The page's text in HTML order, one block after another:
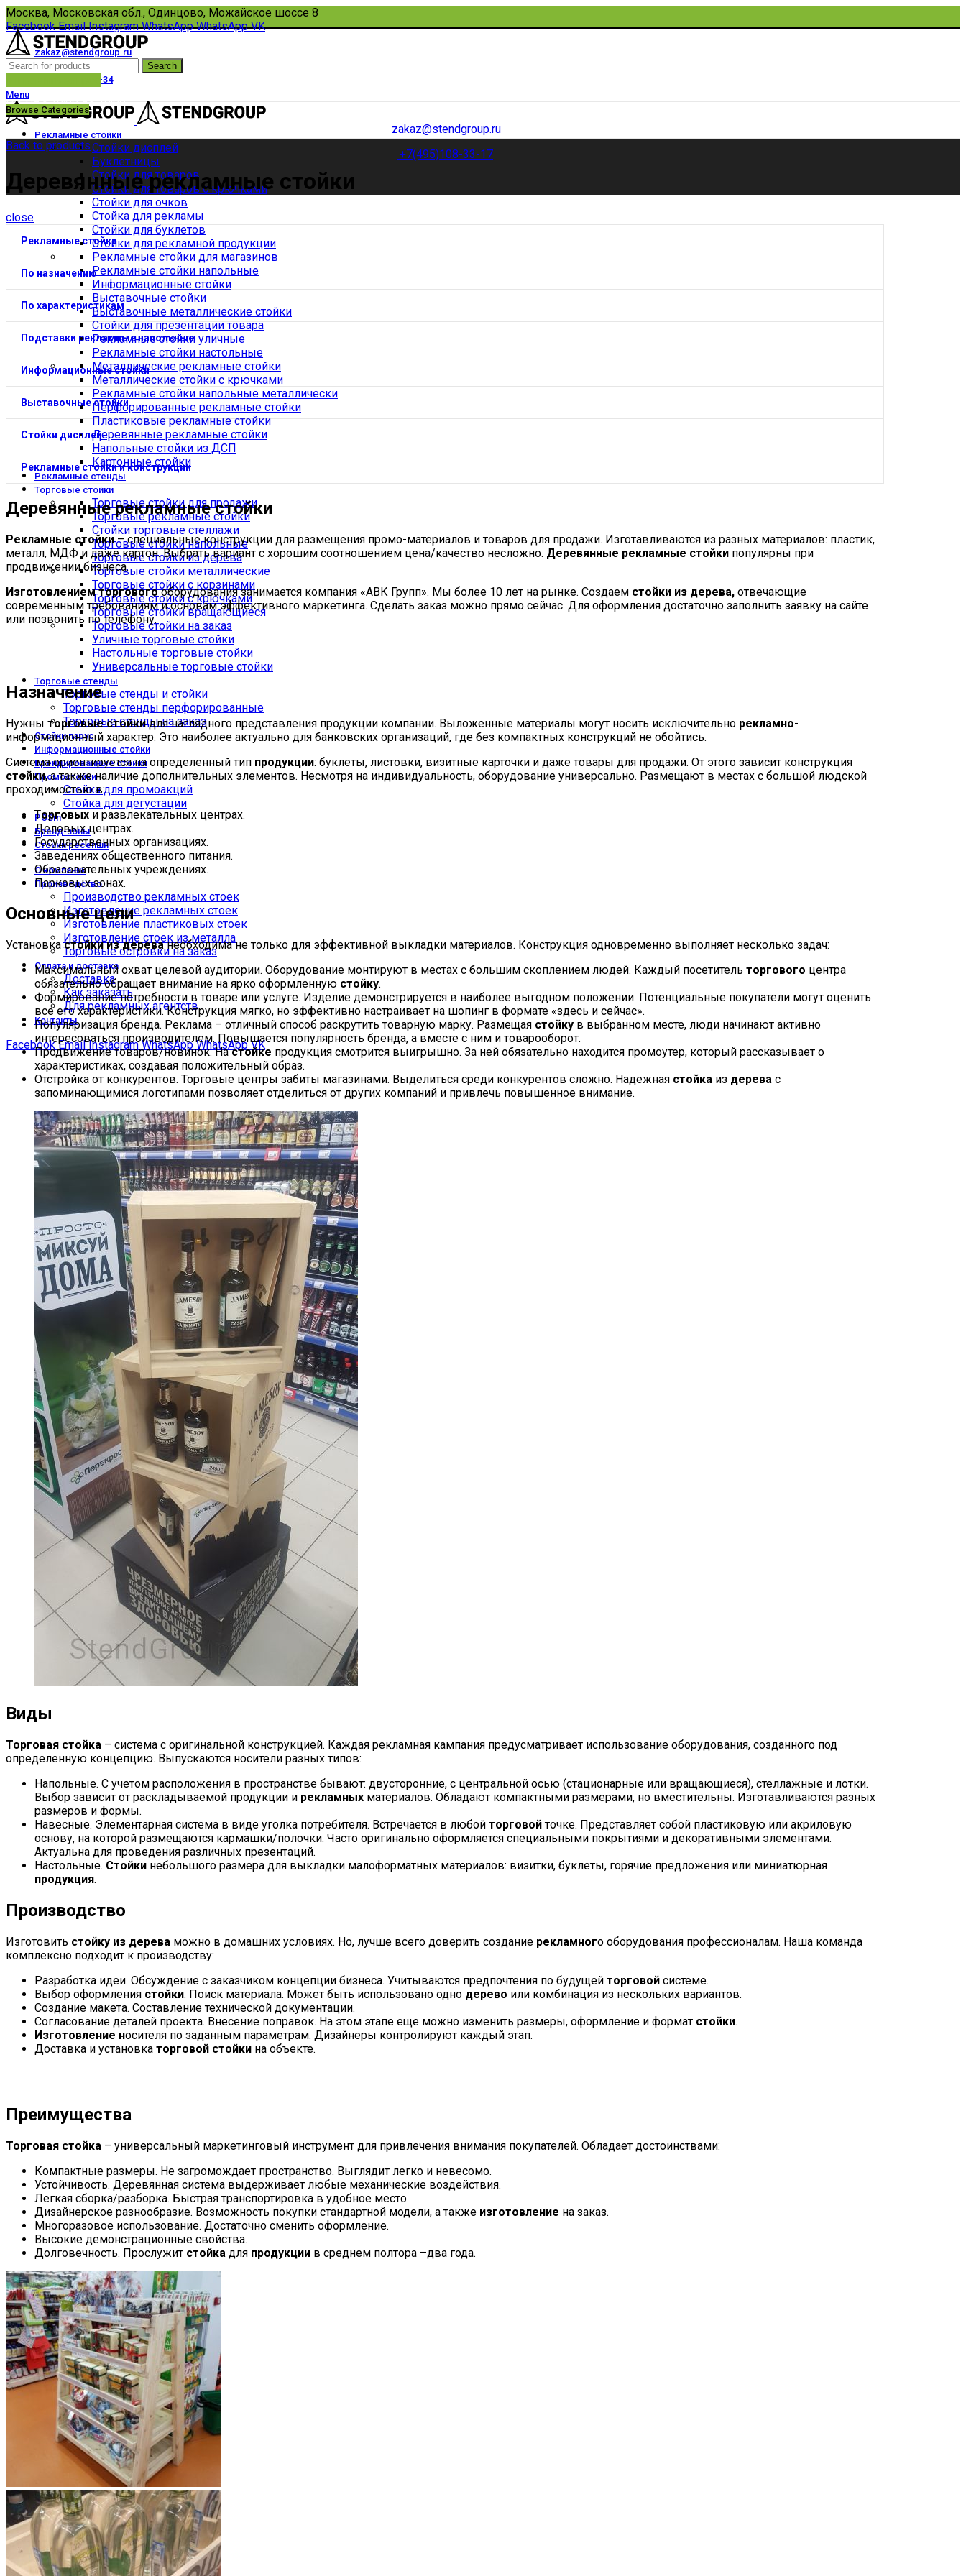
Москва, Московская обл., Одинцово, Можайское шоссе 8
Facebook Email Instagram WhatsApp WhatsApp VK
zakaz@stendgroup.ru
8(495)108-33-17
+7 (910) 434-67-34
Пн-Пт с 10:00 до 18:00
zakaz@stendgroup.ru
+7(495)108-33-17
Search
Menu
Browse Categories
Рекламные стойки
Стойки дисплей
Буклетницы
Стойки для товаров
Стойки для товаров с крючками
Стойки для очков
Стойка для рекламы
Стойки для буклетов
Стойки для рекламной продукции
Рекламные стойки для магазинов
Рекламные стойки напольные
Информационные стойки
Выставочные стойки
Выставочные металлические стойки
Стойки для презентации товара
Рекламные стойки уличные
Рекламные стойки настольные
Металлические рекламные стойки
Металлические стойки с крючками
Рекламные стойки напольные металлически
Перфорированные рекламные стойки
Пластиковые рекламные стойки
Деревянные рекламные стойки
Напольные стойки из ДСП
Картонные стойки
Рекламные стенды
Торговые стойки
Торговые стойки для продажи
Торговые рекламные стойки
Стойки торговые стеллажи
Торговые стойки напольные
Торговые стойки из дерева
Торговые стойки металлические
Торговые стойки с корзинами
Торговые стойки с крючками
Торговые стойки вращающиеся
Торговые стойки на заказ
Уличные торговые стойки
Настольные торговые стойки
Универсальные торговые стойки
Торговые стенды
Торговые стенды и стойки
Торговые стенды перфорированные
Торговые стенды на заказ
Стойки парус
Информационные стойки
Брендированные стойки
Промостойки
Стойка для промоакций
Стойка для дегустации
POSm
Бренд-зоны
Стойки ресепшн
О компании
Производство
Производство рекламных стоек
Изготовление рекламных стоек
Изготовление пластиковых стоек
Изготовление стоек из металла
Торговые островки на заказ
Оплата и доставка
Доставка
Как заказать
Для рекламных агентств
Контакты
Facebook Email Instagram WhatsApp WhatsApp VK
Back to products
Деревянные рекламные стойки
close
Рекламные стойки
По назначению
По характеристикам
Подставки рекламные напольные
Информационные стойки
Выставочные стойки
Стойки дисплей
Рекламные стойки и конструкции
Деревянные рекламные стойки
Рекламные стойки– специальные конструкции для размещения промо-материалов и товаров для продажи. Изготавливаются из разных материалов: пластик,
металл, МДФ и даже картон. Выбрать вариант с хорошим соотношением цена/качество несложно. Деревянные рекламные стойки популярны при
продвижении бизнеса.
Изготовлением торговогооборудования занимается компания «АВК Групп». Мы более 10 лет на рынке. Создаем стойки из дерева, отвечающие
современным требованиям и основам эффективного маркетинга. Сделать заказ можно прямо сейчас. Для оформления достаточно заполнить заявку на сайте
или позвонить по телефону.
Назначение
Нужны торговые стойкидля наглядного представления продукции компании. Выложенные материалы могут носить исключительно рекламно-
информационный характер. Это наиболее актуально для банковских организаций, где без компактных конструкций не обойтись.
Система ориентируется на определенный тип продукции: буклеты, листовки, визитные карточки и даже товары для продажи. От этого зависит конструкция
стойки, а также наличие дополнительных элементов. Несмотря на индивидуальность, оборудование универсально. Размещают в местах с большой людской
проходимостью в:
Торговых и развлекательных центрах.
Деловых центрах.
Государственных организациях.
Заведениях общественного питания.
Образовательных учреждениях.
Парковых зонах.
Основные цели
Установкастойки из дереванеобходима не только для эффективной выкладки материалов. Конструкция одновременно выполняет несколько задач:
Максимальный охват целевой аудитории. Оборудование монтируют в местах с большим скоплением людей. Каждый посетитель торгового центра
обязательно обращает внимание на ярко оформленную стойку.
Формирование потребности в товаре или услуге. Изделие демонстрируется в наиболее выгодном положении. Потенциальные покупатели могут оценить
все его характеристики. Конструкция мягко, но эффективно настраивает на шопинг в формате «здесь и сейчас».
Популяризация бренда. Реклама – отличный способ раскрутить товарную марку. Размещая стойку в выбранном месте, люди начинают активно
интересоваться производителем. Повышается популярность бренда, а вместе с ним и товарооборот.
Продвижение товаров/новинок. Настойке продукция смотрится выигрышно. За ней обязательно находится промоутер, который рассказывает о
характеристиках, создавая положительный образ.
Отстройка от конкурентов. Торговые центры забиты магазинами. Выделиться среди конкурентов сложно. Надежная стойка из дерева с
запоминающимися логотипами позволяет отделиться от других компаний и привлечь повышенное внимание.
Виды
Торговая стойка – система с оригинальной конструкцией. Каждая рекламная кампания предусматривает использование оборудования, созданного под
определенную концепцию. Выпускаются носители разных типов:
Напольные. С учетом расположения в пространстве бывают: двусторонние, с центральной осью (стационарные или вращающиеся), стеллажные и лотки.
Выбор зависит от раскладываемой продукции и рекламных материалов. Обладают компактными размерами, но вместительны. Изготавливаются разных
размеров и формы.
Навесные. Элементарная система в виде уголка потребителя. Встречается в любой торговойточке. Представляет собой пластиковую или акриловую
основу, на которой размещаются кармашки/полочки. Часто оригинально оформляется специальными покрытиями и декоративными элементами.
Актуальна для проведения различных презентаций.
Настольные. Стойки небольшого размера для выкладки малоформатных материалов: визитки, буклеты, горячие предложения или миниатюрная
продукция.
Производство
Изготовить стойку из дерева можно в домашних условиях. Но, лучше всего доверить создание рекламного оборудования профессионалам. Наша команда
комплексно подходит к производству:
Разработка идеи. Обсуждение с заказчиком концепции бизнеса. Учитываются предпочтения по будущей торговой системе.
Выбор оформления стойки. Поиск материала. Может быть использовано одно дерево или комбинация из нескольких вариантов.
Создание макета. Составление технической документации.
Согласование деталей проекта. Внесение поправок. На этом этапе еще можно изменить размеры, оформление и формат стойки.
Изготовление носителя по заданным параметрам. Дизайнеры контролируют каждый этап.
Доставка и установка торговой стойки на объекте.
Преимущества
Торговая стойка – универсальный маркетинговый инструмент для привлечения внимания покупателей. Обладает достоинствами:
Компактные размеры. Не загромождает пространство. Выглядит легко и невесомо.
Устойчивость. Деревянная система выдерживает любые механические воздействия.
Легкая сборка/разборка. Быстрая транспортировка в удобное место.
Дизайнерское разнообразие. Возможность покупки стандартной модели, а также изготовление на заказ.
Многоразовое использование. Достаточно сменить оформление.
Высокие демонстрационные свойства.
Долговечность. Прослужит стойка для продукции в среднем полтора –два года.